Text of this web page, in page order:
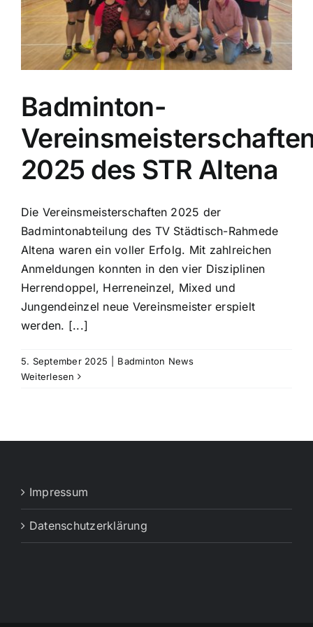
Badminton-
2025 des STR Altena
Die Vereinsmeisterschaften 2025 der
Badmintonabteilung des TV Städtisch-Rahmede
Altena waren ein voller Erfolg. Mit zahlreichen
Anmeldungen konnten in den vier Disziplinen
Herrendoppel, Herreneinzel, Mixed und
Jungendeinzel neue Vereinsmeister erspielt
werden. [...]
5. September 2025
Badminton News
Weiterlesen
Impressum
Datenschutzerklärung